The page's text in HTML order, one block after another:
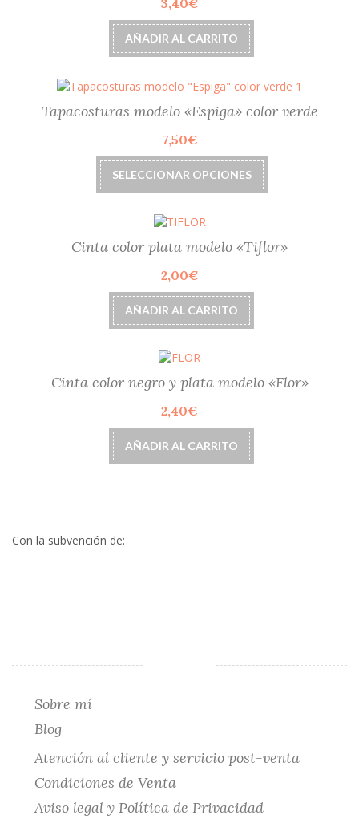
3,40€
AÑADIR AL CARRITO
Tapacosturas modelo «Espiga» color verde
7,50€
SELECCIONAR OPCIONES
Este
producto
tiene
Las
producto
Cinta color plata modelo «Tiflor»
2,00€
AÑADIR AL CARRITO
Cinta color negro y plata modelo «Flor»
2,40€
AÑADIR AL CARRITO
Con la subvención de:
Sobre mí
Blog
Atención al cliente y servicio post-venta
Condiciones de Venta
Aviso legal y Política de Privacidad